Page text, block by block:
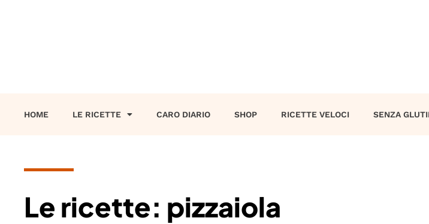
HOME LE RICETTE CARO DIARIO SHOP RICETTE VELOCI SENZA
Le ricette: pizzaiola